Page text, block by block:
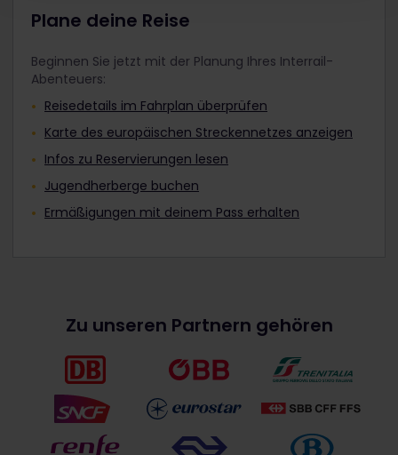
Plane deine Reise
Beginnen Sie jetzt mit der Planung Ihres Interrail-
Abenteuers:
Reisedetails im Fahrplan überprüfen
Karte des europäischen Streckennetzes anzeigen
Infos zu Reservierungen lesen
Jugendherberge buchen
Ermäßigungen mit deinem Pass erhalten
Zu unseren Partnern gehören